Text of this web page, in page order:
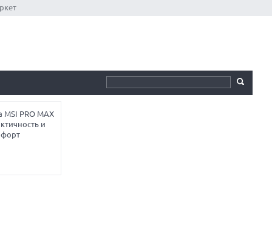
PRO MAX
и